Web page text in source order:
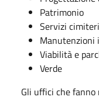
Patrimonio
Servizi
Manutenzioni
Viabilità e
Verde
Gli uffici che